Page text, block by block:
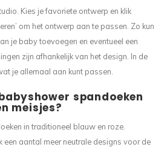
Kies je favoriete ontwerp en klik
om het ontwerp aan te passen. Zo kun
je baby toevoegen en eventueel een
zijn afhankelijk van het design. In de
je allemaal aan kunt passen.
spandoeken
meisjes?
in traditioneel blauw en roze.
een aantal meer neutrale designs voor de